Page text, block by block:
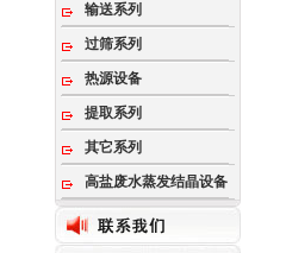
输送系列
过筛系列
热源设备
提取系列
其它系列
高盐废水蒸发结晶设备